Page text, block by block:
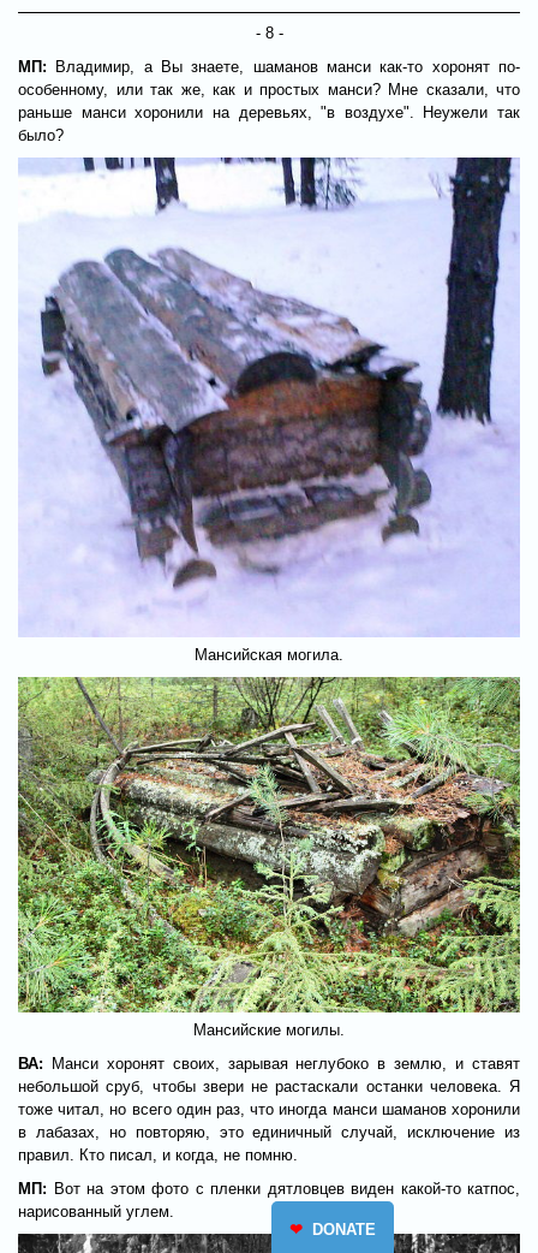
- 8 -
МП: Владимир, а Вы знаете, шаманов манси как-то хоронят по-
особенному, или так же, как и простых манси? Мне сказали, что
раньше манси хоронили на деревьях, "в воздухе". Неужели так
было?
Мансийская могила.
Мансийские могилы.
ВА: Манси хоронят своих, зарывая неглубоко в землю, и ставят
небольшой сруб, чтобы звери не растаскали останки человека. Я
тоже читал, но всего один раз, что иногда манси шаманов хоронили
в лабазах, но повторяю, это единичный случай, исключение из
правил. Кто писал, и когда, не помню.
МП: Вот на этом фото с пленки дятловцев виден какой-то катпос,
нарисованный углем.
❤ DONATE